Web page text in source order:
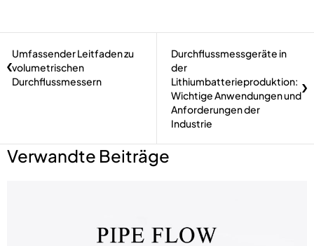
Umfassender Leitfaden zu
volumetrischen
Durchflussmessern
Durchflussmessgeräte in
der
Lithiumbatterieproduktion:
Wichtige Anwendungen und
Anforderungen der
Industrie
Verwandte Beiträge